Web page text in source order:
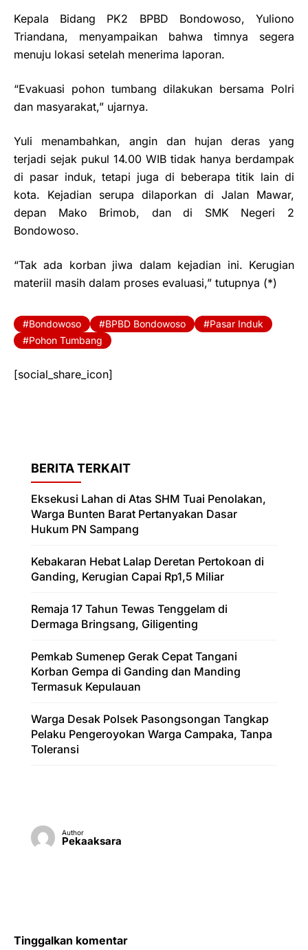
Kepala Bidang PK2 BPBD Bondowoso, Yuliono
Triandana, menyampaikan bahwa timnya segera
menuju lokasi setelah menerima laporan.
“Evakuasi pohon tumbang dilakukan bersama Polri
dan masyarakat,” ujarnya.
Yuli menambahkan, angin dan hujan deras yang
terjadi sejak pukul 14.00 WIB tidak hanya berdampak
di pasar induk, tetapi juga di beberapa titik lain di
kota. Kejadian serupa dilaporkan di Jalan Mawar,
depan Mako Brimob, dan di SMK Negeri 2
Bondowoso.
“Tak ada korban jiwa dalam kejadian ini. Kerugian
materiil masih dalam proses evaluasi,” tutupnya (*)
Bondowoso BPBD Bondowoso
Pasar Induk
Pohon Tumbang
[social_share_icon]
BERITA TERKAIT
Eksekusi Lahan di Atas SHM Tuai Penolakan,
Warga Bunten Barat Pertanyakan Dasar
Hukum PN Sampang
Kebakaran Hebat Lalap Deretan Pertokoan di
Ganding, Kerugian Capai Rp1,5 Miliar
Remaja 17 Tahun Tewas Tenggelam di
Dermaga Bringsang, Giligenting
Pemkab Sumenep Gerak Cepat Tangani
Korban Gempa di Ganding dan Manding
Termasuk Kepulauan
Warga Desak Polsek Pasongsongan Tangkap
Pelaku Pengeroyokan Warga Campaka, Tanpa
Toleransi
Author
Pekaaksara
Tinggalkan komentar